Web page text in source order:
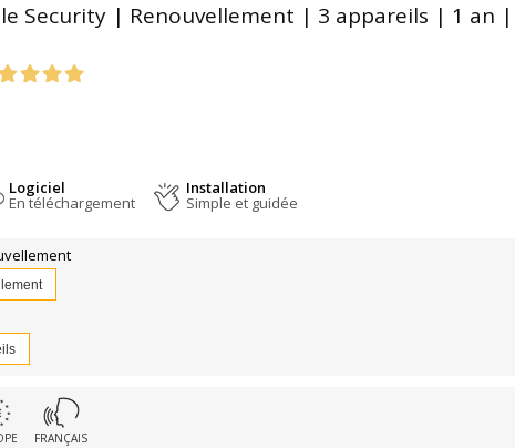
Security | Renouvellement | 3 appareils | 1 an
Logiciel
En téléchargement
Installation
Simple et guidée
FRANÇAIS